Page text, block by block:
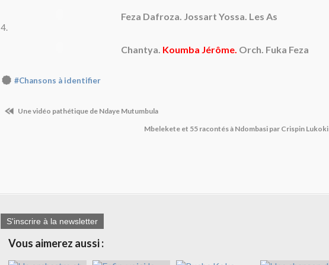
Feza Dafroza. Jossart Yossa. Les As
4.
Chantya. Koumba Jérôme. Orch. Fuka Feza
#Chansons à identifier
Une vidéo pathétique de Ndaye Mutumbula
Mbelekete et 55 racontés à Ndombasi par Crispin Lukoki
S'inscrire à la newsletter
Vous aimerez aussi :